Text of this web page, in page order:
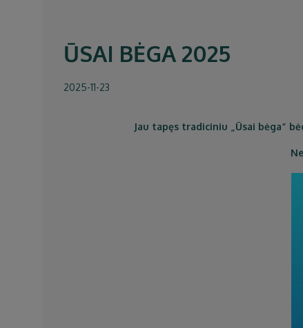
ŪSAI BĖGA 2025
2025-11-23
Jau tapęs tradiciniu „Ūsai bėga“